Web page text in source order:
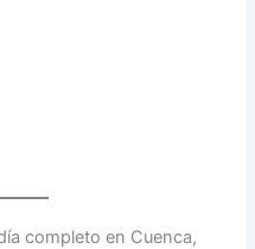
completo en Cuenca,